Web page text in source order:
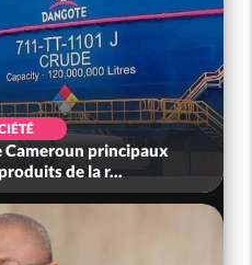
Cameroun principaux
de la r...